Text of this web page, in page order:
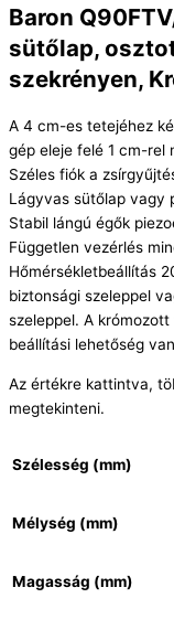
Baron
sütőlap,
szekrényen,
A 4 cm-es tetejéhez
gép eleje felé 1 cm-rel
Széles fiók a
Lágyvas sütőlap vagy
Stabil lángú égők
Független vezérlés
Hőmérsékletbeállítás
biztonsági szeleppel
szeleppel. A
beállítási lehetőség van
Az értékre kattintva,
megtekinteni.
Szélesség (mm)
Mélység (mm)
Magasság (mm)